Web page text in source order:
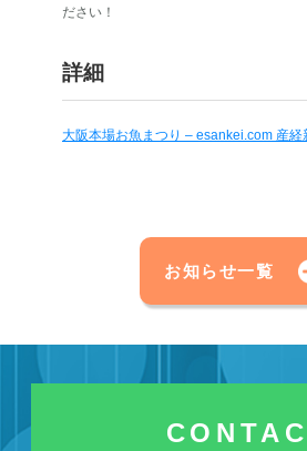
ださい！
詳細
大阪本場お魚まつり – esankei.com 産経
お知らせ一覧